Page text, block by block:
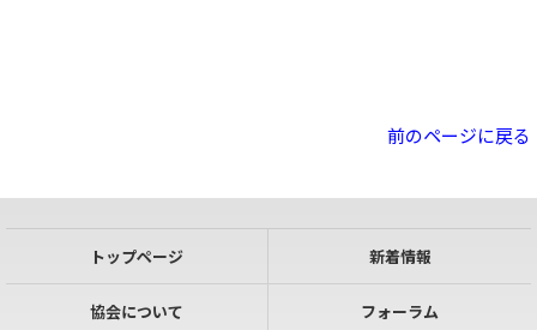
前のページに戻る
トップページ 新着情報
協会について フォーラム